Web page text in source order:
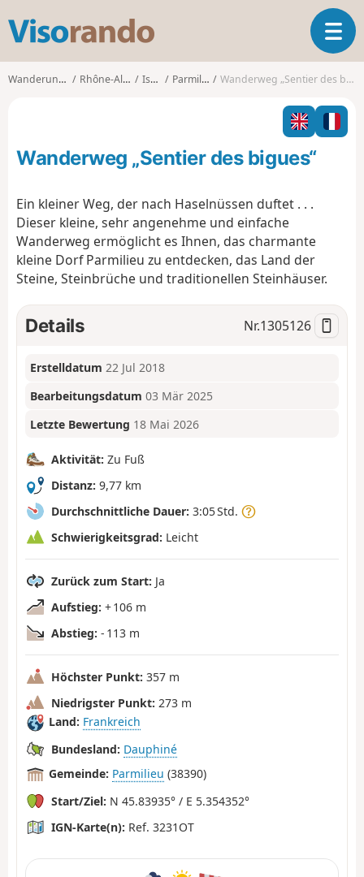
s
o
T
o
l
n
Wanderungen Rhône-Alpes Isère Parmilieu Wanderweg „Sentier des bigues“
Wanderweg „Sentier des bigues“
Ein kleiner Weg, der nach Haselnüssen duftet . . .
Dieser kleine, sehr angenehme und einfache
Wanderweg ermöglicht es Ihnen, das charmante
kleine Dorf Parmilieu zu entdecken, das Land der
Steine, Steinbrüche und traditionellen Steinhäuser.
Details Nr.1305126
Erstelldatum 22 Jul 2018
Bearbeitungsdatum 03 Mär 2025
Letzte Bewertung 18 Mai 2026
Aktivität: Zu Fuß
Distanz: 9,77 km
Durchschnittliche Dauer: 3:05 Std.
Schwierigkeitsgrad: Leicht
Zurück zum Start: Ja
Aufstieg: + 106 m
Abstieg: - 113 m
Höchster Punkt: 357 m
Niedrigster Punkt: 273 m
Land: Frankreich
Bundesland: Dauphiné
Gemeinde: Parmilieu (38390)
Start/Ziel: N 45.83935° / E 5.354352°
IGN-Karte(n): Ref. 3231OT